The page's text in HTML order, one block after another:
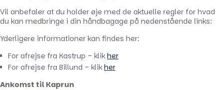
Vil anbefaler at du holder øje med de aktuelle regler for hvad
du kan medbringe i din håndbagage på nedenstående links:
Yderligere informationer kan findes her:
For afrejse fra Kastrup – klik her
For afrejse fra Billund – klik her
Ankomst til Kaprun